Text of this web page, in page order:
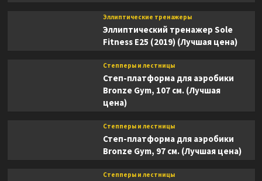
Эллиптические тренажеры
Эллиптический тренажер Sole
Fitness E25 (2019) (Лучшая цена)
Степперы и лестницы
Степ-платформа для аэробики
Bronze Gym, 107 см. (Лучшая
цена)
Степперы и лестницы
Степ-платформа для аэробики
Bronze Gym, 97 см. (Лучшая цена)
Степперы и лестницы